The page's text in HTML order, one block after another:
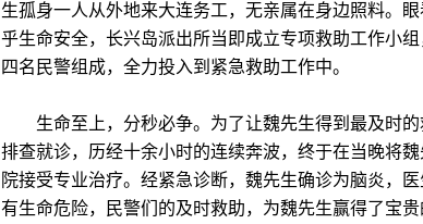
生孤身一人从外地来大连务工，无亲属在身边照料。
乎生命安全，长兴岛派出所当即成立专项救助工作小
四名民警组成，全力投入到紧急救助工作中。
生命至上，分秒必争。为了让魏先生得到最及时的
排查就诊，历经十余小时的连续奔波，终于在当晚将
院接受专业治疗。经紧急诊断，魏先生确诊为脑炎，
有生命危险，民警们的及时救助，为魏先生赢得了宝贵